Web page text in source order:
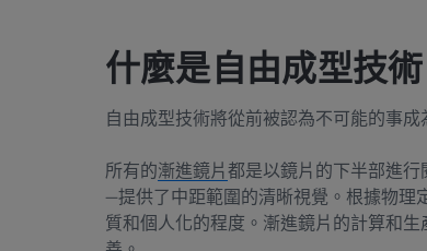
什麼是自由成型技術
自由成型技術將從前被認為不可能的事
所有的漸進鏡片都是以鏡片的下半部進
—提供了中距範圍的清晰視覺。根據物理
質和個人化的程度。漸進鏡片的計算和